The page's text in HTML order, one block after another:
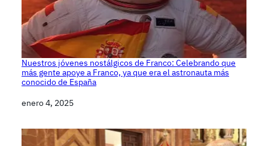
Nuestros jóvenes nostálgicos de Franco: Celebrando que
más gente apoye a Franco, ya que era el astronauta más
conocido de España
Fecha
enero 4, 2025